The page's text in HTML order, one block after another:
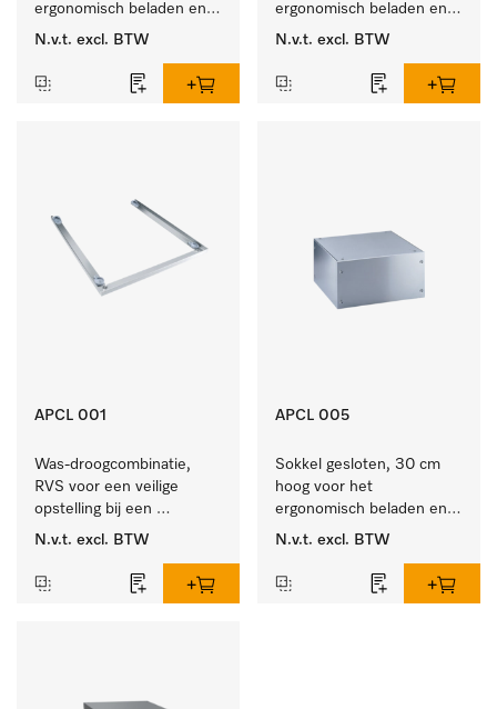
ergonomisch beladen en
legen van de wasmachine
N.v.t. excl. BTW
ergonomisch beladen en
ontladen van de
N.v.t. excl. BTW
APCL 001
Was-droogcombinatie,
RVS voor een veilige
opstelling bij een
was/droogzuil.
N.v.t. excl. BTW
APCL 005
Sokkel gesloten, 30 cm
hoog voor het
ergonomisch beladen en
legen van de wasmachine
N.v.t. excl. BTW